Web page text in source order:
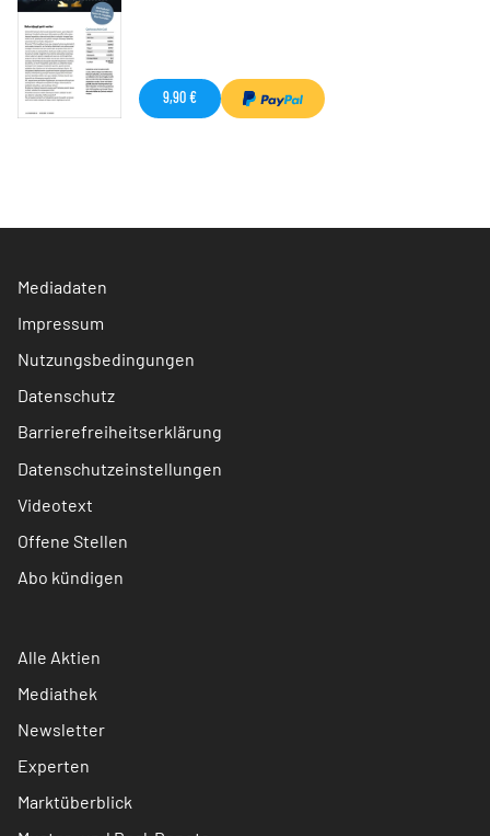
9,90 €
Mediadaten
Impressum
Nutzungsbedingungen
Datenschutz
Barrierefreiheitserklärung
Datenschutzeinstellungen
Videotext
Offene Stellen
Abo kündigen
Alle Aktien
Mediathek
Newsletter
Experten
Marktüberblick